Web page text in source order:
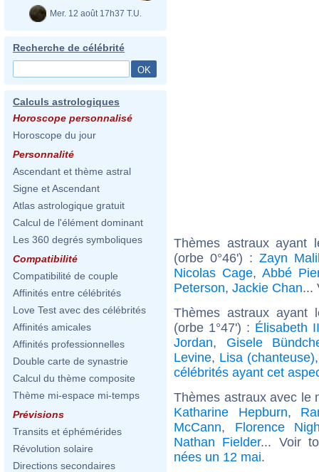
Mer. 12 août 17h37 T.U.
Recherche de célébrité
Calculs astrologiques
Horoscope personnalisé
Horoscope du jour
Personnalité
Ascendant et thème astral
Signe et Ascendant
Atlas astrologique gratuit
Calcul de l'élément dominant
Les 360 degrés symboliques
Compatibilité
Compatibilité de couple
Affinités entre célébrités
Love Test avec des célébrités
Affinités amicales
Affinités professionnelles
Double carte de synastrie
Calcul du thème composite
Thème mi-espace mi-temps
Prévisions
Transits et éphémérides
Révolution solaire
Directions secondaires
Thèmes astraux ayant
(orbe 0°46') : Zayn
Nicolas Cage, Abbé
Peterson, Jackie Chan...
Thèmes astraux ayant
(orbe 1°47') : Élisabeth
Jordan, Gisele
Levine, Lisa (chanteuse)
célébrités ayant cet
Thèmes astraux avec le
Katharine Hepburn,
McCann, Florence
Nathan Fielder... Voir
nées un 12 mai.